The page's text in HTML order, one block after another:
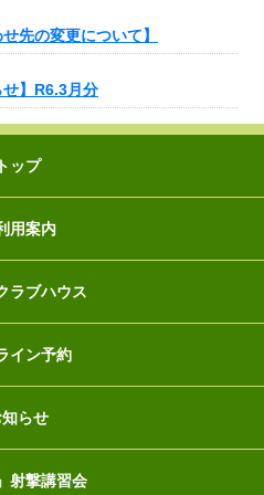
先の変更について】
せ】R6.3月分
トップ
用案内
ラブハウス
イン予約
知らせ
射撃講習会